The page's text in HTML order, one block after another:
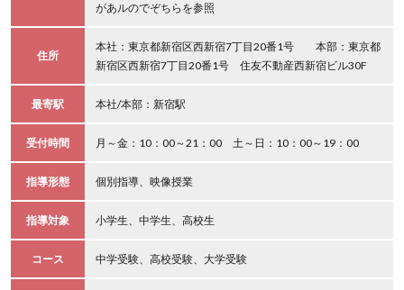
があルのでぞちらを参照
住所
本社：東京都新宿区西新宿7丁目20番1号 本部：東京都
新宿区西新宿7丁目20番1号 住友不動産西新宿ビル30F
最寄駅 本社/本部：新宿駅
受付時間 月～金：10：00～21：00 土～日：10：00～19：00
指導形態 個別指導、映像授業
指導対象 小学生、中学生、高校生
コース 中学受験、高校受験、大学受験